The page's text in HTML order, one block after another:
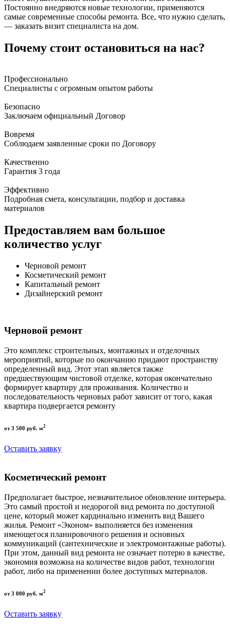
Постоянно внедряются новые технологии, применяются
самые современные способы ремонта. Все, что нужно сделать,
— заказать визит специалиста на дом.
Почему стоит остановиться на нас?
Профессионально
Специалисты с огромным опытом работы
Безопасно
Заключаем официальный Договор
Вовремя
Соблюдаем заявленные сроки по Договору
Качественно
Гарантия 3 года
Эффективно
Подробная смета, консультации, подбор и доставка
материалов
Предоставляем вам большое
количество услуг
Черновой ремонт
Косметический ремонт
Капитальный ремонт
Дизайнерский ремонт
Черновой ремонт
Это комплекс строительных, монтажных и отделочных
мероприятий, которые по окончанию придают пространству
определенный вид. Этот этап является также
предшествующим чистовой отделке, которая окончательно
формирует квартиру для проживания. Количество и
последовательность черновых работ зависит от того, какая
квартира подвергается ремонту
от 3 500 руб. м2
Оставить заявку
Косметический ремонт
Предполагает быстрое, незначительное обновление интерьера.
Это самый простой и недорогой вид ремонта по доступной
цене, который может кардинально изменить вид Вашего
жилья. Ремонт «Эконом» выполняется без изменения
имеющегося планировочного решения и основных
коммуникаций (сантехнические и электромонтажные работы).
При этом, данный вид ремонта не означает потерю в качестве,
экономия возможна на количестве видов работ, технологии
работ, либо на применении более доступных материалов.
от 3 000 руб. м2
Оставить заявку